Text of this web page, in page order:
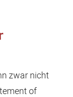
zwar nicht
of